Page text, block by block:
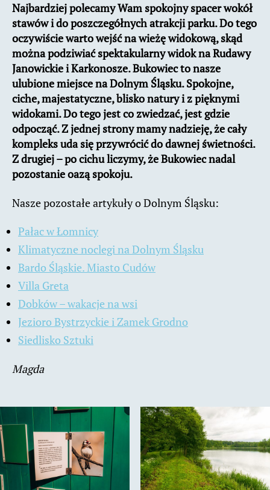
Najbardziej polecamy Wam spokojny spacer wokół
stawów i do poszczegółnych atrakcji parku. Do tego
oczywiście warto wejść na wieżę widokową, skąd
można podziwiać spektakularny widok na Rudawy
Janowickie i Karkonosze. Bukowiec to nasze
ulubione miejsce na Dolnym Śląsku. Spokojne,
ciche, majestatyczne, blisko natury i z pięknymi
widokami. Do tego jest co zwiedzać, jest gdzie
odpocząć. Z jednej strony mamy nadzieję, że cały
kompleks uda się przywrócić do dawnej świetności.
Z drugiej – po cichu liczymy, że Bukowiec nadal
pozostanie oazą spokoju.
Nasze pozostałe artykuły o Dolnym Śląsku:
Pałac w Łomnicy
Klimatyczne noclegi na Dolnym Śląsku
Bardo Śląskie. Miasto Cudów
Villa Greta
Dobków – wakacje na wsi
Jezioro Bystrzyckie i Zamek Grodno
Siedlisko Sztuki
Magda